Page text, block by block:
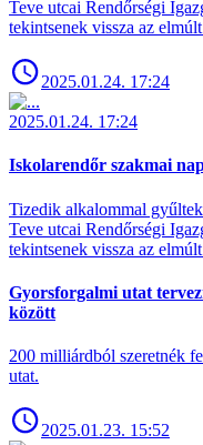
Teve utcai Rendőrségi
tekintsenek vissza az
2025.01.24. 17:24
2025.01.24. 17:24
Iskolarendőr szakmai
Tizedik alkalommal
Teve utcai Rendőrségi
tekintsenek vissza az
Gyorsforgalmi utat
között
200 milliárdból szeretnék
utat.
2025.01.23. 15:52